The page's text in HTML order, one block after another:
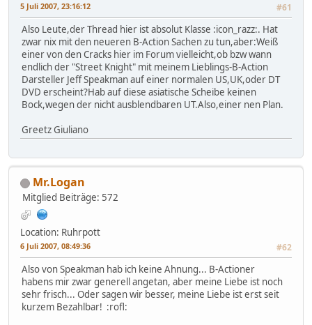
5 Juli 2007, 23:16:12 #61
Also Leute,der Thread hier ist absolut Klasse :icon_razz:. Hat
zwar nix mit den neueren B-Action Sachen zu tun,aber:Weiß
einer von den Cracks hier im Forum vielleicht,ob bzw wann
endlich der "Street Knight" mit meinem Lieblings-B-Action
Darsteller Jeff Speakman auf einer normalen US,UK,oder DT
DVD erscheint?Hab auf diese asiatische Scheibe keinen
Bock,wegen der nicht ausblendbaren UT.Also,einer nen Plan.
Greetz Giuliano
Mr.Logan
Mitglied Beiträge: 572
Location: Ruhrpott
6 Juli 2007, 08:49:36 #62
Also von Speakman hab ich keine Ahnung... B-Actioner
habens mir zwar generell angetan, aber meine Liebe ist noch
sehr frisch... Oder sagen wir besser, meine Liebe ist erst seit
kurzem Bezahlbar! :rofl: